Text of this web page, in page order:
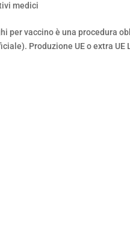
medici
per vaccino è una procedura
Produzione UE o extra